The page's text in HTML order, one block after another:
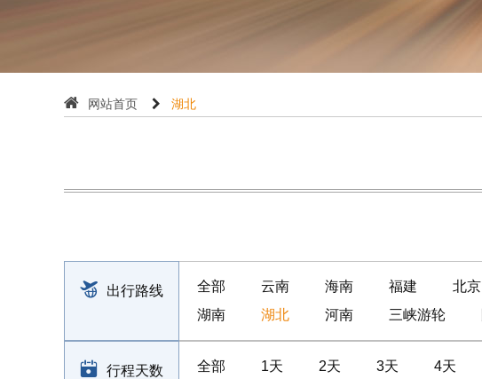
网站首页 湖北
出行路线 全部 云南 海南 福建 北京
湖南
湖北 河南 三峡游轮
行程天数 全部 1天 2天 3天 4天